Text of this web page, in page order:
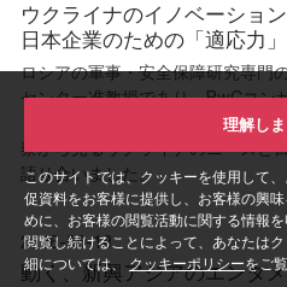
このサイトでは、クッキーを使用して
促資料をお客様に提供し、お客様の興
めに、お客様の閲覧活動に関する情報
閲覧し続けることによって、あなたは
細については、クッキーポリシーをご
理解し
ウクライナのイノベーショ
日本企業のための「適応力
ロシアの軍事・安全保障研究専門
センター准教授であり、PwCコン
ドバイザーの小泉悠氏と地政学の
察から見るウクライナのニーズと
語り合いました。
2026-06-18
動く、新興アジアのエンタ